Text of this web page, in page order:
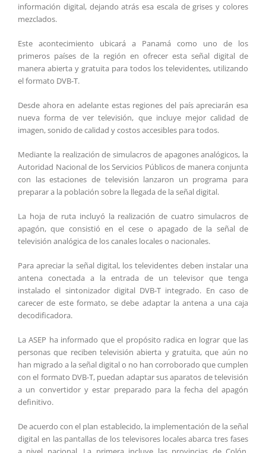
información digital, dejando atrás esa escala de grises y colores
mezclados.
Este acontecimiento ubicará a Panamá como uno de los
primeros países de la región en ofrecer esta señal digital de
manera abierta y gratuita para todos los televidentes, utilizando
el formato DVB-T.
Desde ahora en adelante estas regiones del país apreciarán esa
nueva forma de ver televisión, que incluye mejor calidad de
imagen, sonido de calidad y costos accesibles para todos.
Mediante la realización de simulacros de apagones analógicos, la
Autoridad Nacional de los Servicios Públicos de manera conjunta
con las estaciones de televisión lanzaron un programa para
preparar a la población sobre la llegada de la señal digital.
La hoja de ruta incluyó la realización de cuatro simulacros de
apagón, que consistió en el cese o apagado de la señal de
televisión analógica de los canales locales o nacionales.
Para apreciar la señal digital, los televidentes deben instalar una
antena conectada a la entrada de un televisor que tenga
instalado el sintonizador digital DVB-T integrado. En caso de
carecer de este formato, se debe adaptar la antena a una caja
decodificadora.
La ASEP ha informado que el propósito radica en lograr que las
personas que reciben televisión abierta y gratuita, que aún no
han migrado a la señal digital o no han corroborado que cumplen
con el formato DVB-T, puedan adaptar sus aparatos de televisión
a un convertidor y estar preparado para la fecha del apagón
definitivo.
De acuerdo con el plan establecido, la implementación de la señal
digital en las pantallas de los televisores locales abarca tres fases